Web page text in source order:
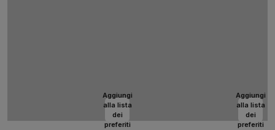
Aggiungi
alla lista
dei
preferiti
Aggiungi
alla lista
dei
preferiti